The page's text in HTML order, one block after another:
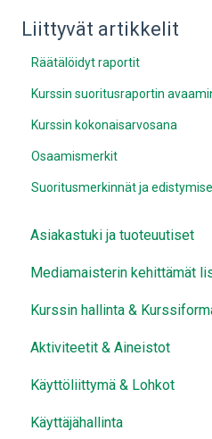
Liittyvät artikkelit
Räätälöidyt raportit
Kurssin suoritusraportin
Kurssin kokonaisarvosana
Osaamismerkit
Suoritusmerkinnät ja
Asiakastuki ja tuoteuutiset
Mediamaisterin kehittämät
Mediamaisterin
Mediamaisterin
Mediamaisterin lohkot
Mediamaisterin raportointi
Kurssin hallinta &
Kurssin hallinta
Kurssiformaatit
Aktiviteetit & Aineistot
Aktiviteetit
Aineistot
Käyttöliittymä & Lohkot
Käyttöliittymä ja ulkoasun
Käyttäjähallinta